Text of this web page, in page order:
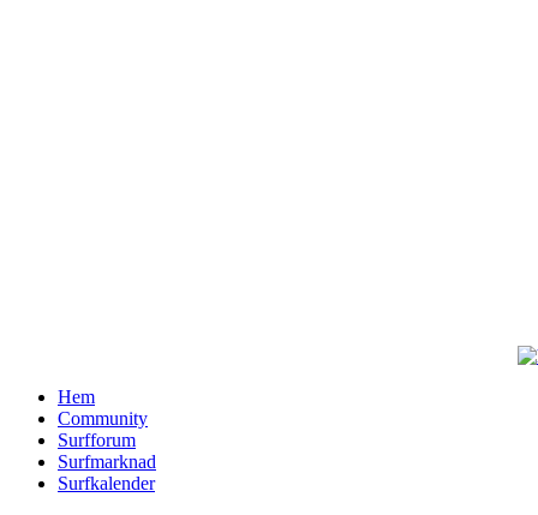
Hem
Community
Surfforum
Surfmarknad
Surfkalender